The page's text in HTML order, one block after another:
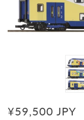
¥59,500 JPY